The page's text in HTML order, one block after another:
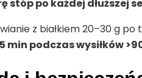
stóp po każdej dłuższej
z białkiem 20–30 g
min podczas wysiłków